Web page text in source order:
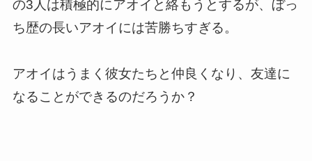
の3人は積極的にアオイと絡もうとするが、ぼっ
ち歴の長いアオイには苦勝ちすぎる。
アオイはうまく彼女たちと仲良くなり、友達に
なることができるのだろうか？